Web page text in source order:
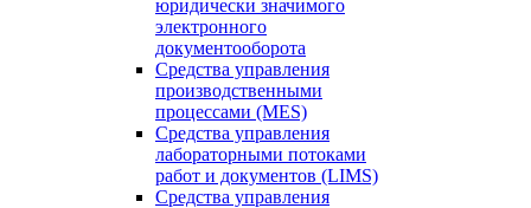
юридически значимого
электронного
документооборота
Средства управления
производственными
процессами (MES)
Средства управления
лабораторными потоками
работ и документов (LIMS)
Средства управления